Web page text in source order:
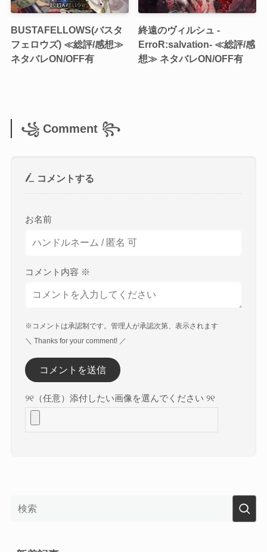
BUSTAFELLOWS(バスタ
フェロウズ) ≪総評/感想≫
ネタバレON/OFF有
終遠のヴィルシュ -
ErroR:salvation- ≪総評/感
想≫ ネタバレON/OFF有
꧁ Comment ꧂
コメントする
お名前
コメント内容 ※
※コメントは承認制です。管理人が承認次第、表示されます
＼ Thanks for your comment! ／
୨୧（任意）添付したい画像を選んでください ୨୧